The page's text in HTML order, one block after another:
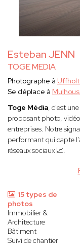
Esteban JENN
TOGE MEDIA
Photographe à
Se déplace à
Toge Média, c'est
proposant photo,
entreprises. Notre
performant qui capte
réseaux sociaux 📈.
15 types de
photos
Immobilier &
Architecture
Bâtiment
Suivi de chantier